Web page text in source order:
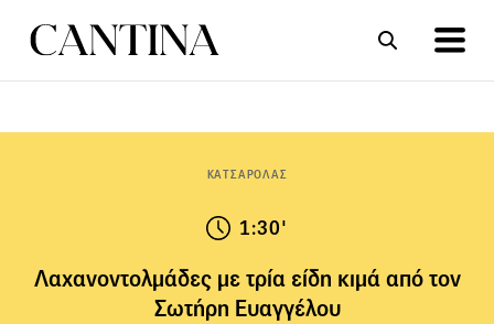
ΚΑΤΣΑΡΟΛΑΣ
1:30'
Λαχανοντολμάδες με τρία είδη κιμά από τον
Σωτήρη Ευαγγέλου